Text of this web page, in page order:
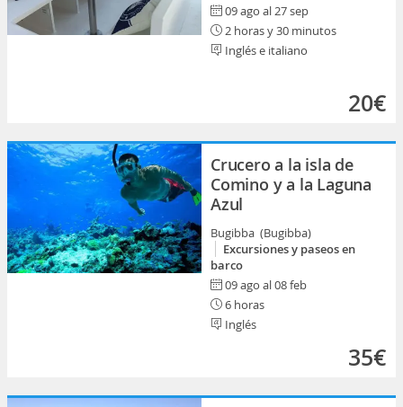
09 ago al 27 sep
2 horas y 30 minutos
Inglés e italiano
20€
Crucero a la isla de
Comino y a la Laguna
Azul
Bugibba (Bugibba)
Excursiones y paseos en
barco
09 ago al 08 feb
6 horas
Inglés
35€